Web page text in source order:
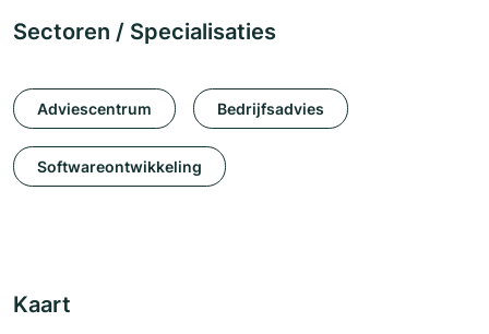
Sectoren / Specialisaties
Adviescentrum Bedrijfsadvies
Softwareontwikkeling
Kaart